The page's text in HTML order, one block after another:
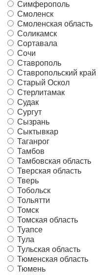
Симферополь
Смоленск
Смоленская область
Соликамск
Сортавала
Сочи
Ставрополь
Ставропольский край
Старый Оскол
Стерлитамак
Судак
Сургут
Сызрань
Сыктывкар
Таганрог
Тамбов
Тамбовская область
Тверская область
Тверь
Тобольск
Тольятти
Томск
Томская область
Туапсе
Тула
Тульская область
Тюменская область
Тюмень